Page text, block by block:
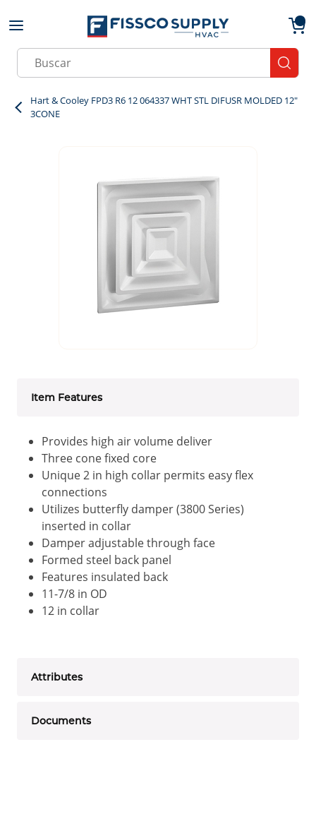
Skip to main content
Site Search
Hart & Cooley FPD3 R6 12 064337 WHT STL DIFUSR MOLDED 12"
3CONE
Item Features
Provides high air volume deliver
Three cone fixed core
Unique 2 in high collar permits easy flex
connections
Utilizes butterfly damper (3800 Series)
inserted in collar
Damper adjustable through face
Formed steel back panel
Features insulated back
11-7/8 in OD
12 in collar
Attributes
Documents